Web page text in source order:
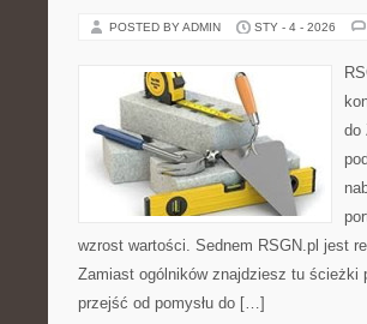
POSTED BY ADMIN STY - 4 - 2026
do
wzrost wartości. Sednem RSGN.pl jest
Zamiast ogólników znajdziesz tu ścieżki
przejść od pomysłu do […]